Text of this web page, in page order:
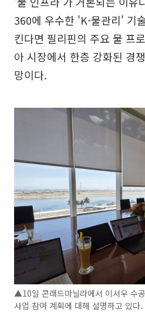
360에 우수한 'K-물관리' 기
킨다면 필리핀의 주요 물 프
아 시장에서 한층 강화된 경
망이다.
▲10일 콘래드마닐라에서 이서우 수
사업 참여 계획에 대해 설명하고 있다